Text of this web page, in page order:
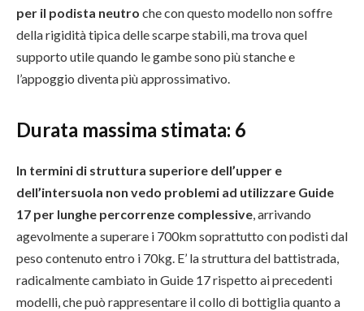
per il podista neutro che con questo modello non soffre
della rigidità tipica delle scarpe stabili, ma trova quel
supporto utile quando le gambe sono più stanche e
l’appoggio diventa più approssimativo.
Durata massima stimata: 6
In termini di struttura superiore dell’upper e
dell’intersuola non vedo problemi ad utilizzare Guide
17 per lunghe percorrenze complessive, arrivando
agevolmente a superare i 700km soprattutto con podisti dal
peso contenuto entro i 70kg. E’ la struttura del battistrada,
radicalmente cambiato in Guide 17 rispetto ai precedenti
modelli, che può rappresentare il collo di bottiglia quanto a